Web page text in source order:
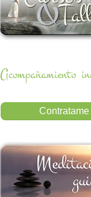
Acompañamiento